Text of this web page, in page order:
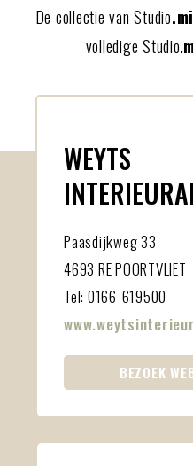
De collectie van Studio
volledige Studio.
WEYTS
Paasdijkweg 33
4693 RE POORTVLIET
Tel: 0166-619500
BEZOEK